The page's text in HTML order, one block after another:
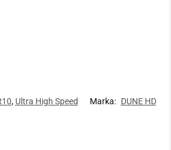
, Ultra High Speed Marka: DUNE HD